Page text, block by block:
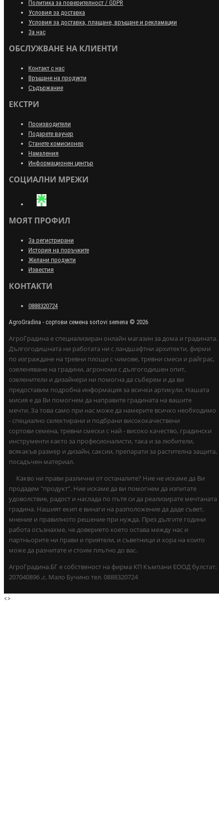
Политика за поверителност / GDPR
Условия за доставка
Условия за доставка, плащане, връщане и рекламации
За нас
ОБСЛУЖВАНЕ НА КЛИЕНТИ
Контакт с нас
Връщане на продукти
Съдържание
ЕКСТРИ
Производители
Подарете ваучер
Станете комисионер
Намаления
Информационен център
СОЦИАЛНИ МРЕЖИ
МОЯТ ПРОФИЛ
За регистрирани
История на поръчките
Желани продукти
Известия
КОНТАКТИ
0888320724
AgroGradina - сортови семена sortovi semena © 2026
АгроГрадина е специализиран онлайн магазин за дома и градината.
Дългогодишната ни работата ни с ландшафтни архитекти, фирми
по изграждане на тревни площи с чимове, тревни смеси и райграс,
озеленяване на градини, агрономи с дългогодишен опит,
озеленители и дизайнери ни помогна да съберем и да ви
предоставим подробна информация за всички артикули. Нашата
мисия е да Ви помогнем да направите градината на вашите
мечти. За това само при нас може да намерите всичко необходимо
- специално селектирани и подбрани висококачествени
сортови семена, тревни смески с най - високо качество, градински
инструменти както за професионалисти, така и за любители,
всякакъв размер и дизайн, саксии, препарати за растителна защита,
посадъчен материал.
Какво ни прави различни от останалите? Ние не искаме да Ви
продадем "продукт". Ние искаме да ви помогнем да изпитате
удоволствие, радост и наслада по пътя си да реализирате мечтаната
градина. Нашият екип е винаги на разположение да даде съвет,
мнение и правилното решение при нужда. През дългите години
работа осъзнахме, че доверието което остава между нас и
партньорите ни прави и приятели, и съветници и хора на които
може да разчитате и стоим плътно до вас.
АгроГрадина.БГ е собственост на фирма КП Къмпани ЕООД булстат:
207040896 ,с. Мало Бучино тел. 0888320724
<>